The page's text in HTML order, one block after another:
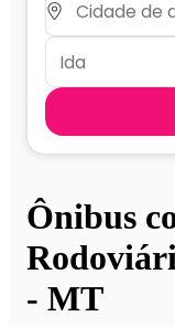
Ônibus
- MT